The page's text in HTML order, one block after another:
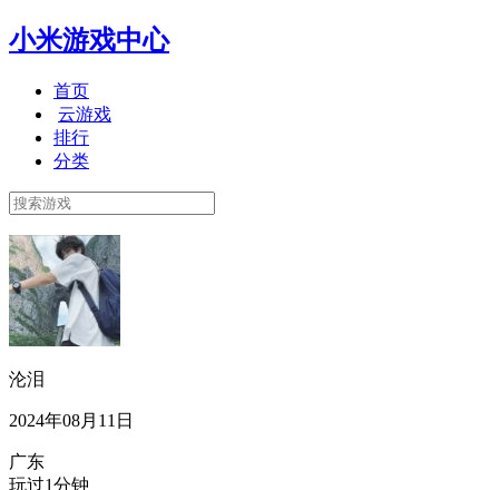
小米游戏中心
首页
云游戏
排行
分类
沦泪
2024年08月11日
广东
玩过1分钟